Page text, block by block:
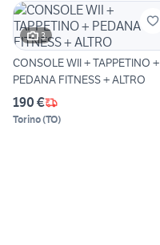
3
CONSOLE WII + TAPPETINO +
PEDANA FITNESS + ALTRO
190 €
Torino(TO)